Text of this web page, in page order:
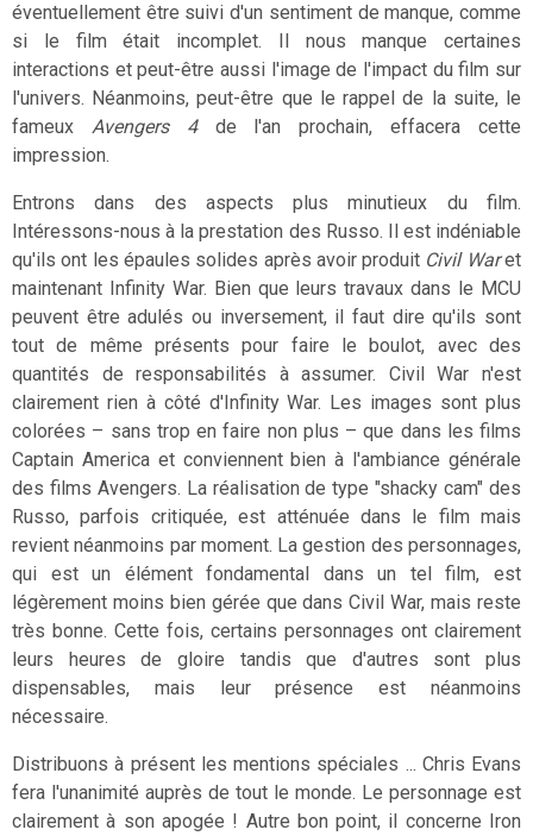
éventuellement être suivi d'un sentiment de manque, comme
si le film était incomplet. Il nous manque certaines
interactions et peut-être aussi l'image de l'impact du film sur
l'univers. Néanmoins, peut-être que le rappel de la suite, le
fameux Avengers 4de l'an prochain, effacera cette
impression.
Entrons dans des aspects plus minutieux du film.
Intéressons-nous à la prestation des Russo. Il est indéniable
qu'ils ont les épaules solides après avoir produit Civil Waret
maintenant Infinity War. Bien que leurs travaux dans le MCU
peuvent être adulés ou inversement, il faut dire qu'ils sont
tout de même présents pour faire le boulot, avec des
quantités de responsabilités à assumer. Civil War n'est
clairement rien à côté d'Infinity War. Les images sont plus
colorées – sans trop en faire non plus – que dans les films
Captain America et conviennent bien à l'ambiance générale
des films Avengers. La réalisation de type "shacky cam" des
Russo, parfois critiquée, est atténuée dans le film mais
revient néanmoins par moment. La gestion des personnages,
qui est un élément fondamental dans un tel film, est
légèrement moins bien gérée que dans Civil War, mais reste
très bonne. Cette fois, certains personnages ont clairement
leurs heures de gloire tandis que d'autres sont plus
dispensables, mais leur présence est néanmoins
nécessaire.
Distribuons à présent les mentions spéciales ... Chris Evans
fera l'unanimité auprès de tout le monde. Le personnage est
clairement à son apogée ! Autre bon point, il concerne Iron